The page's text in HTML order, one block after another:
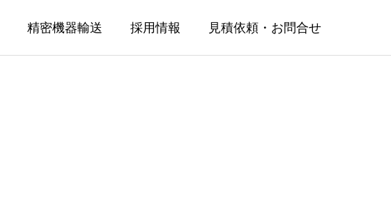
精密機器輸送 採用情報 見積依頼・お問合せ